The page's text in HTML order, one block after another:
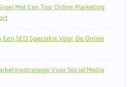
Met Een Top Online Marketing
SEO Specialist Voor De Online
Voor Social Media